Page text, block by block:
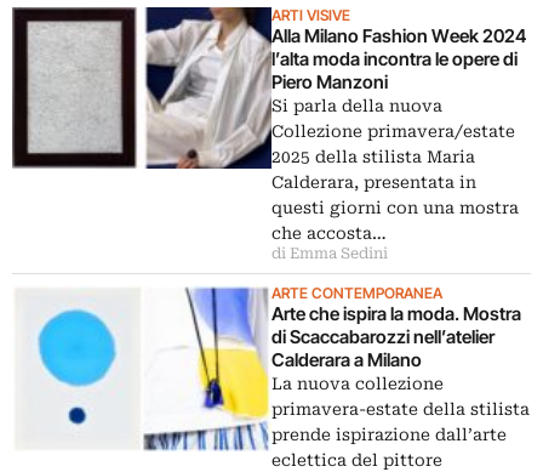
ARTI VISIVE
Alla Milano Fashion Week 2024
l’alta moda incontra le opere di
Piero Manzoni
Si parla della nuova
Collezione primavera/estate
2025 della stilista Maria
Calderara, presentata in
questi giorni con una mostra
che accosta…
di Emma Sedini
ARTE CONTEMPORANEA
Arte che ispira la moda. Mostra
di Scaccabarozzi nell’atelier
Calderara a Milano
La nuova collezione
primavera-estate della stilista
prende ispirazione dall’arte
eclettica del pittore